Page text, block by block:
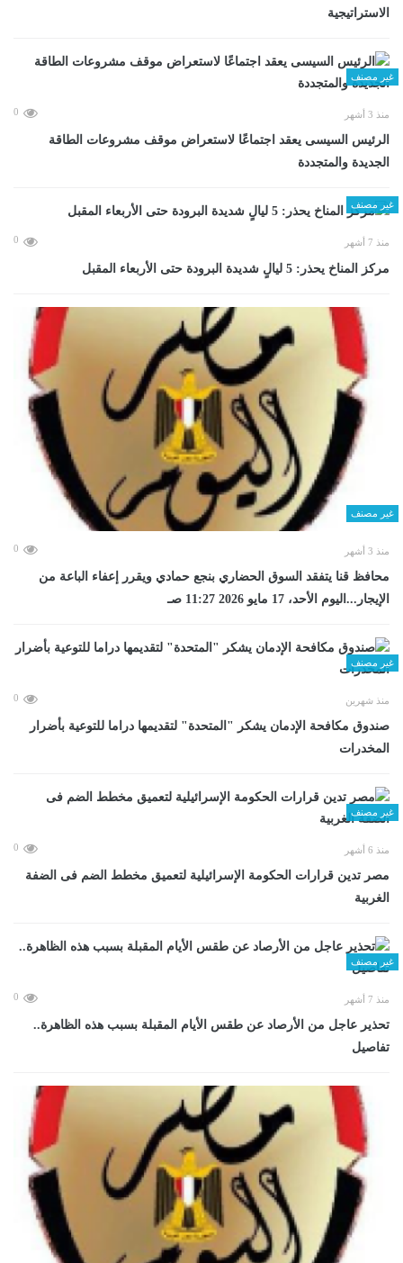
الاستراتيجية
غير مصنف
منذ 3 أشهر 0
الرئيس السيسى يعقد اجتماعًا لاستعراض موقف مشروعات الطاقة
الجديدة والمتجددة
غير مصنف
منذ 7 أشهر 0
مركز المناخ يحذر: 5 ليالٍ شديدة البرودة حتى الأربعاء المقبل
غير مصنف
منذ 3 أشهر 0
محافظ قنا يتفقد السوق الحضاري بنجع حمادي ويقرر إعفاء الباعة من
الإيجار...اليوم الأحد، 17 مايو 2026 11:27 صـ
غير مصنف
منذ شهرين 0
صندوق مكافحة الإدمان يشكر "المتحدة" لتقديمها دراما للتوعية بأضرار
المخدرات
غير مصنف
منذ 6 أشهر 0
مصر تدين قرارات الحكومة الإسرائيلية لتعميق مخطط الضم فى الضفة
الغربية
غير مصنف
منذ 7 أشهر 0
تحذير عاجل من الأرصاد عن طقس الأيام المقبلة بسبب هذه الظاهرة..
تفاصيل